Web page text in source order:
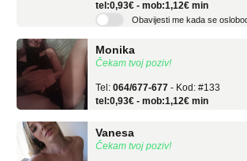
Obavijesti me kada se oslobodi
Čekam tvoj poziv!
064/677-677
tel:0,93€ - mob:1,12€ min
Čekam tvoj poziv!
064/677-677